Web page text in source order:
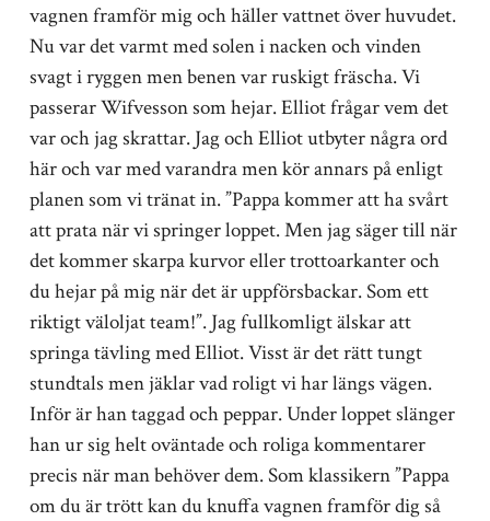
vagnen framför mig och häller vattnet över huvudet.
Nu var det varmt med solen i nacken och vinden
svagt i ryggen men benen var ruskigt fräscha. Vi
passerar Wifvesson som hejar. Elliot frågar vem det
var och jag skrattar. Jag och Elliot utbyter några ord
här och var med varandra men kör annars på enligt
planen som vi tränat in. ”Pappa kommer att ha svårt
att prata när vi springer loppet. Men jag säger till när
det kommer skarpa kurvor eller trottoarkanter och
du hejar på mig när det är uppförsbackar. Som ett
riktigt väloljat team!”. Jag fullkomligt älskar att
springa tävling med Elliot. Visst är det rätt tungt
stundtals men jäklar vad roligt vi har längs vägen.
Inför är han taggad och peppar. Under loppet slänger
han ur sig helt oväntade och roliga kommentarer
precis när man behöver dem. Som klassikern ”Pappa
om du är trött kan du knuffa vagnen framför dig så